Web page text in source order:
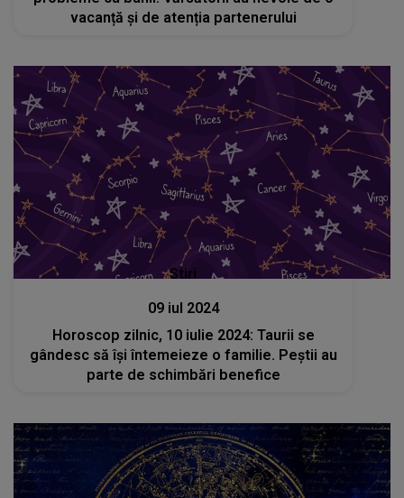
vacanță și de atenția partenerului
Stiri
09 iul 2024
Horoscop zilnic, 10 iulie 2024: Taurii se
gândesc să își întemeieze o familie. Peștii au
parte de schimbări benefice